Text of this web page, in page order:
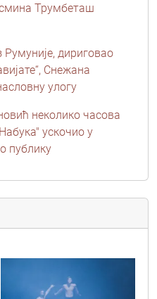
Трумбеташ
дириговао
Снежана
улогу
неколико часова
ускочио у
публику